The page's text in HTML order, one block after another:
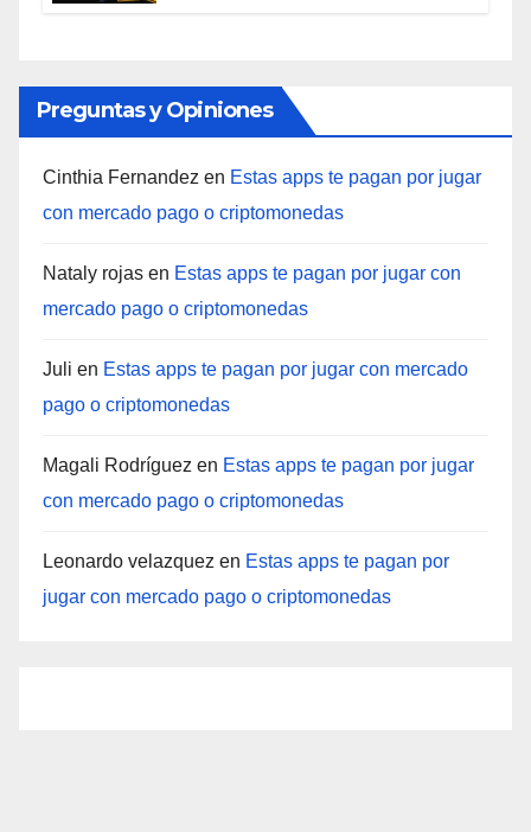
Preguntas y Opiniones
Cinthia Fernandez en Estas apps te pagan por jugar
con mercado pago o criptomonedas
Nataly rojas en Estas apps te pagan por jugar con
mercado pago o criptomonedas
Juli en Estas apps te pagan por jugar con mercado
pago o criptomonedas
Magali Rodríguez en Estas apps te pagan por jugar
con mercado pago o criptomonedas
Leonardo velazquez en Estas apps te pagan por
jugar con mercado pago o criptomonedas